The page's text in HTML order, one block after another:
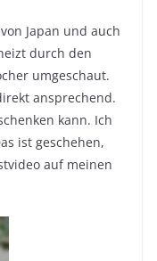
Japan und auch
durch den
umgeschaut.
ansprechend.
kann. Ich
ist geschehen,
auf meinen